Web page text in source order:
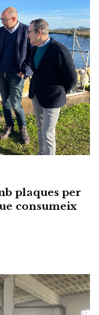
plaques per
consumeix